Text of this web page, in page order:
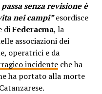
senza revisione è
nei campi”esordisce
diFederacma, la
associazioni dei
operatrici e da
incidenteche ha
ha portato alla morte